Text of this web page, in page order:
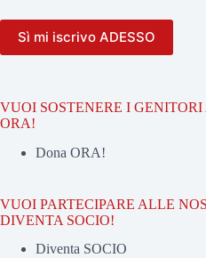
VUOI SOSTENERE I
ORA!
Dona ORA!
VUOI PARTECIPARE ALLE
DIVENTA SOCIO!
Diventa SOCIO